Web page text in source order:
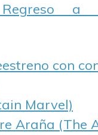
a
con
Marvel)
Araña (The